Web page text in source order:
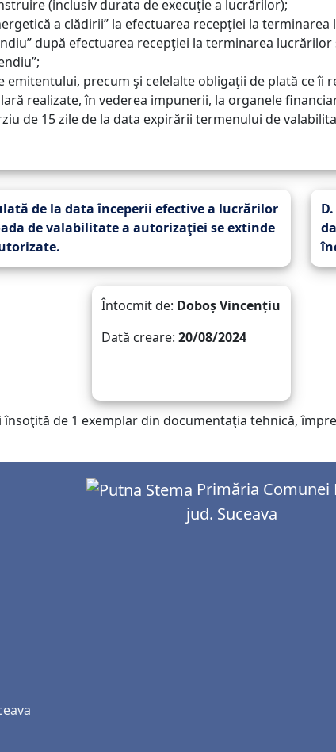
(inclusiv durata de execuţie a lucrărilor);
a clădirii” la efectuarea recepţiei la terminarea
după efectuarea recepţiei la terminarea
emitentului, precum şi celelalte obligaţii de plată ce îi
realizate, în vederea impunerii, la organele
de 15 zile de la data expirării termenului de
de la data începerii efective a lucrărilor
de valabilitate a autorizaţiei se extinde
Întocmit de: Doboș Vincențiu
Dată creare:20/08/2024
de 1 exemplar din documentaţia tehnică,
Primăria Comunei
jud. Suceava